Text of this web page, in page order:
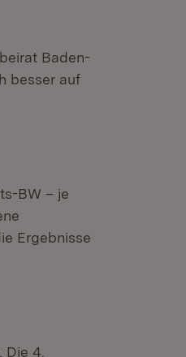
Baden-
besser auf
BW – je
Ergebnisse
4.